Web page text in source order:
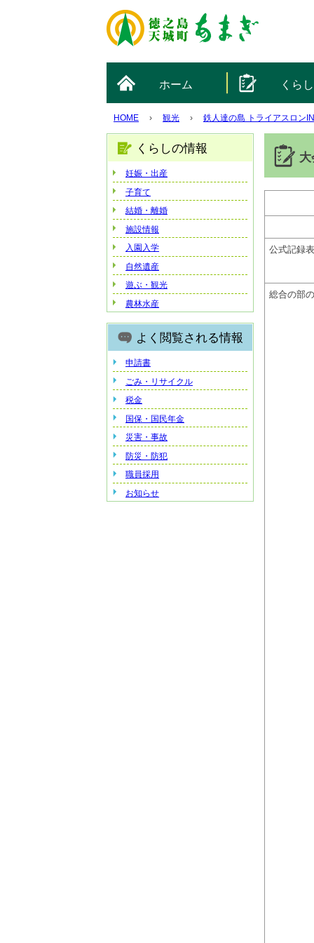
ホーム くらし
HOME › 観光 › 鉄人達の島 トライアスロン
公式記録表
総合の部
くらしの情報
妊娠・出産
子育て
結婚・離婚
施設情報
入園入学
自然遺産
遊ぶ・観光
農林水産
よく閲覧される情報
申請書
ごみ・リサイクル
税金
国保・国民年金
災害・事故
防災・防犯
職員採用
お知らせ